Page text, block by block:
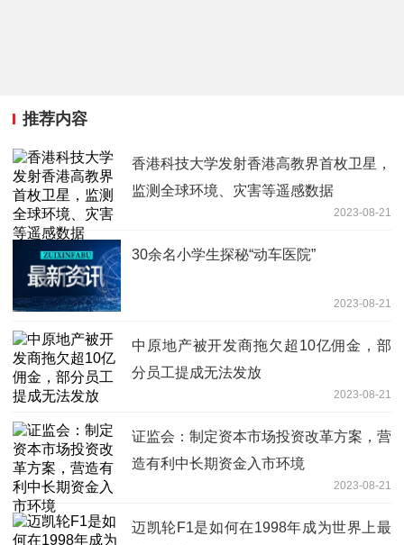
推荐内容
香港科技大学发射香港高教界首枚卫星，
监测全球环境、灾害等遥感数据
2023-08-21
30余名小学生探秘“动车医院”
2023-08-21
中原地产被开发商拖欠超10亿佣金，部
分员工提成无法发放
2023-08-21
证监会：制定资本市场投资改革方案，营
造有利中长期资金入市环境
2023-08-21
迈凯轮F1是如何在1998年成为世界上最